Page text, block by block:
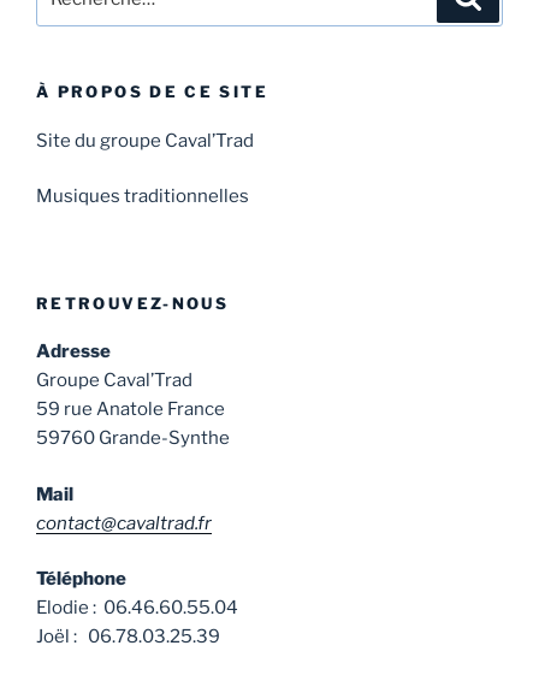
pour
À PROPOS DE CE SITE
Site du groupe Caval’Trad
Musiques traditionnelles
RETROUVEZ-NOUS
Adresse
Groupe Caval’Trad
59 rue Anatole France
59760 Grande-Synthe
Mail
contact@cavaltrad.fr
Téléphone
Elodie : 06.46.60.55.04
Joël : 06.78.03.25.39